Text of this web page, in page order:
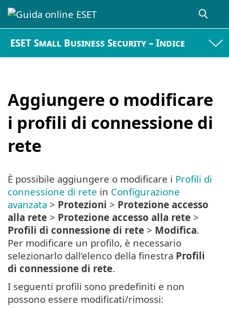
ESET Small Business Security – Indice
Aggiungere o modificare
i profili di connessione di
rete
È possibile aggiungere o modificare i Profili di
connessione di rete in Configurazione
avanzata > Protezioni > Protezione accesso
alla rete > Protezione accesso alla rete >
Profili di connessione di rete > Modifica.
Per modificare un profilo, è necessario
selezionarlo dall’elenco della finestra Profili
di connessione di rete.
I seguenti profili sono predefiniti e non
possono essere modificati/rimossi: